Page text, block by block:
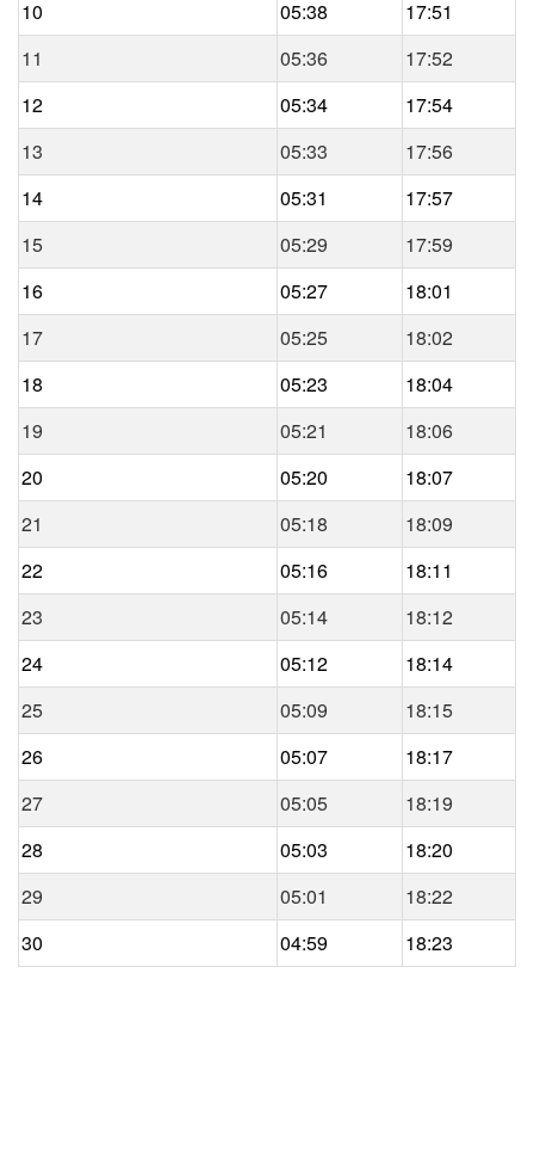
10
05:38
17:51
11
05:36
17:52
12
05:34
17:54
13
05:33
17:56
14
05:31
17:57
15
05:29
17:59
16
05:27
18:01
17
05:25
18:02
18
05:23
18:04
19
05:21
18:06
20
05:20
18:07
21
05:18
18:09
22
05:16
18:11
23
05:14
18:12
24
05:12
18:14
25
05:09
18:15
26
05:07
18:17
27
05:05
18:19
28
05:03
18:20
29
05:01
18:22
30
04:59 18:23